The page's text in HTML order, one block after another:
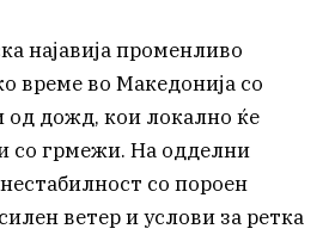
најавија променливо
време во Македонија со
дожд, кои локално ќе
со грмежи. На одделни
со пороен
ветер и услови за ретка